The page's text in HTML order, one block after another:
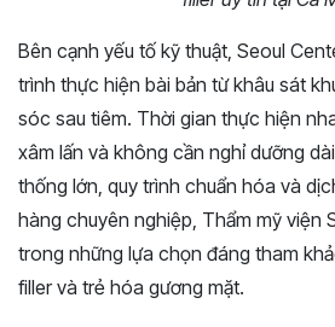
Bên cạnh yếu tố kỹ thuật, Seoul
trình thực hiện bài bản từ khâu sát
sóc sau tiêm. Thời gian thực hiện
xâm lấn và không cần nghỉ dưỡng
thống lớn, quy trình chuẩn hóa và
hàng chuyên nghiệp, Thẩm mỹ viện
trong những lựa chọn đáng tham
filler và trẻ hóa gương mặt.